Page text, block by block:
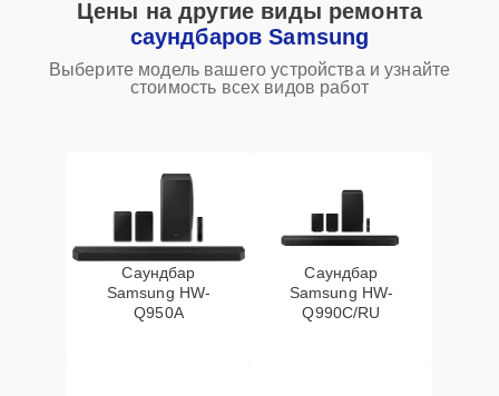
Цены на другие виды ремонта
саундбаров Samsung
Выберите модель вашего устройства и узнайте
стоимость всех видов работ
Саундбар
Samsung HW-
Q950A
Саундбар
Samsung HW-
Q990C/RU